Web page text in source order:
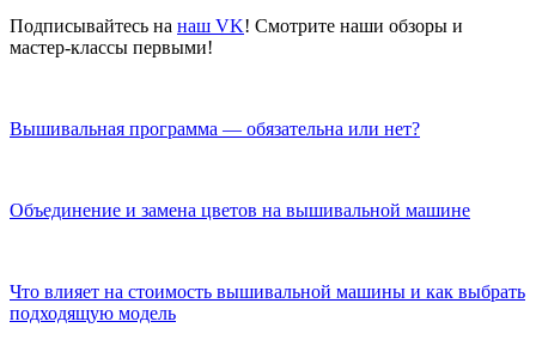
Подписывайтесь на наш VK! Смотрите наши обзоры и
мастер-классы первыми!
Вышивальная программа — обязательна или нет?
Объединение и замена цветов на вышивальной машине
Что влияет на стоимость вышивальной машины и как выбрать
подходящую модель